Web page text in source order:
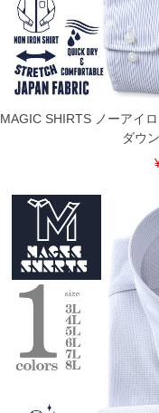
MAGIC SHIRTS ノーアイ
ダウ